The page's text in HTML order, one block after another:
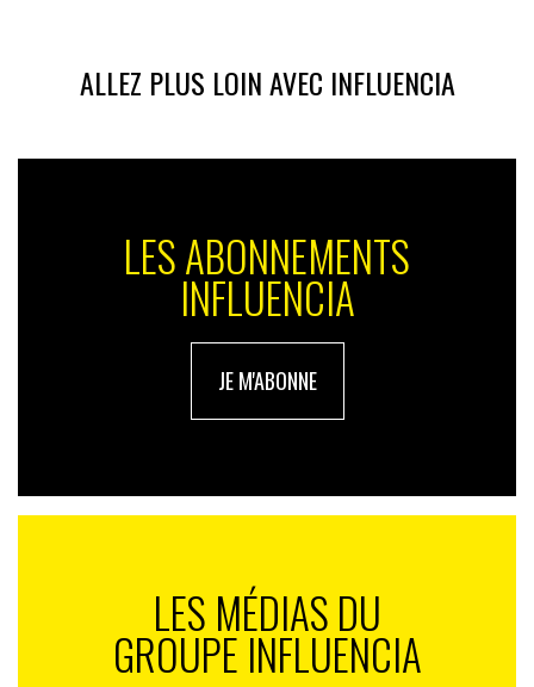
ALLEZ PLUS LOIN AVEC INFLUENCIA
LES ABONNEMENTS
INFLUENCIA
JE M'ABONNE
LES MÉDIAS DU
GROUPE INFLUENCIA